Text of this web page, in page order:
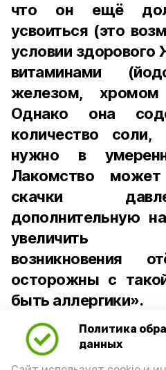
Политика
данных
что он ещё
усвоиться (это
условии здорового
витаминами
железом,
Однако она
количество
нужно в
Лакомство может
скачки
дополнительную
увеличить
возникновения
осторожны с
быть аллергики».
Для взрослого
порцией икры